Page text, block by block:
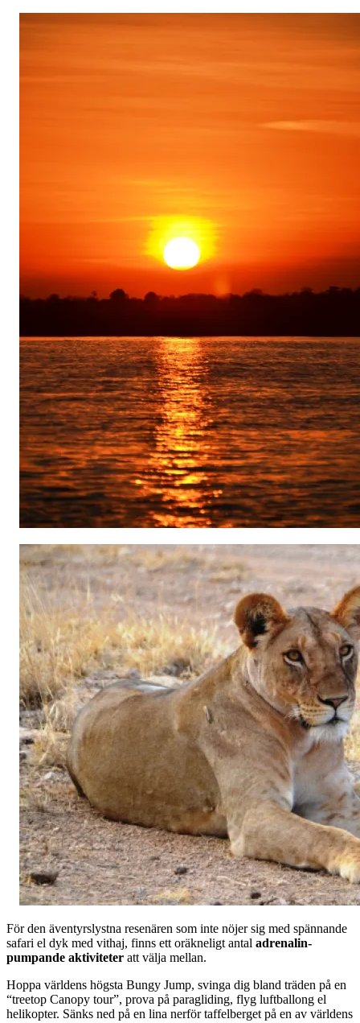
För den äventyrslystna resenären som inte nöjer sig med spännande
safari el dyk med vithaj, finns ett oräkneligt antal adrenalin-
pumpande aktiviteter att välja mellan.
Hoppa världens högsta Bungy Jump, svinga dig bland träden på en
“treetop Canopy tour”, prova på paragliding, flyg luftballong el
helikopter. Sänks ned på en lina nerför taffelberget på en av världens